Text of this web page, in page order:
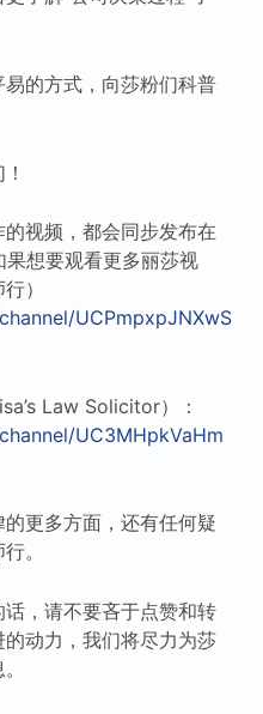
的方式，向莎粉们科普
视频，都会同步发布在
想要观看更多丽莎视
）
UCPmpxpJNXwS
Law Solicitor）：
UC3MHpkVaHm
更多方面，还有任何疑
。
，请不要吝于点赞和转
动力，我们将尽力为莎